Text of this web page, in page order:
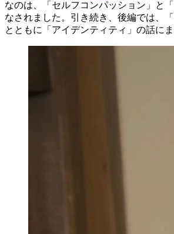
なのは、「セルフコンパッション」と
なされました。引き続き、後編では、
とともに「アイデンティティ」の話に